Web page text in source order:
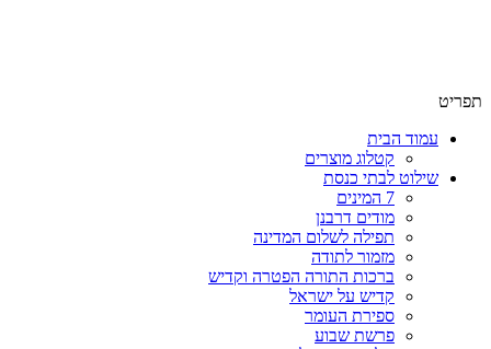
תפריט
עמוד הבית
קטלוג מוצרים
שילוט לבתי כנסת
7 המינים
מודים דרבנן
תפילה לשלום המדינה
מזמור לתודה
ברכות התורה הפטרה וקדיש
קדיש על ישראל
ספירת העומר
פרשת שבוע